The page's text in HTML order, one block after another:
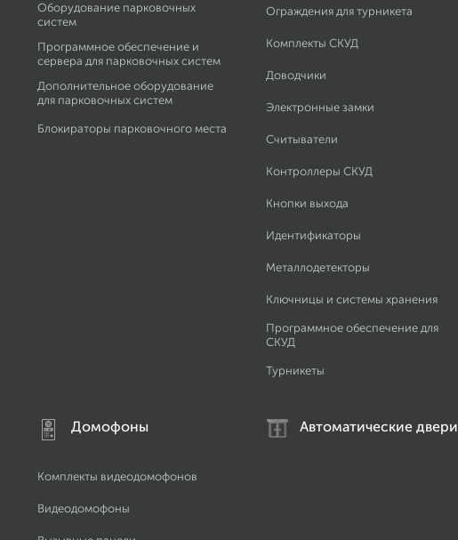
Оборудование парковочных
систем
Программное обеспечение и
сервера для парковочных систем
Дополнительное оборудование
для парковочных систем
Блокираторы парковочного места
Ограждения для турникета
Комплекты СКУД
Доводчики
Электронные замки
Считыватели
Контроллеры СКУД
Кнопки выхода
Идентификаторы
Металлодетекторы
Ключницы и системы хранения
Программное обеспечение для
СКУД
Турникеты
Домофоны
Комплекты видеодомофонов
Видеодомофоны
Автоматические двери